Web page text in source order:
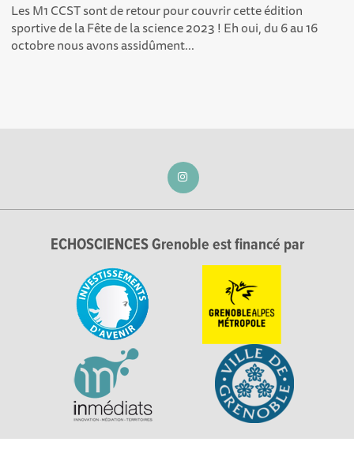
Les M1 CCST sont de retour pour couvrir cette édition
sportive de la Fête de la science 2023 ! Eh oui, du 6 au 16
octobre nous avons assidûment...
ECHOSCIENCES Grenoble est financé par